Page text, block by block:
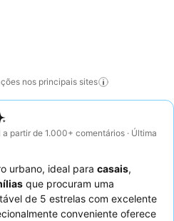
nos principais sites
partir de 1.000+ comentários · Última
urbano, ideal para casais,
que procuram uma
de 5 estrelas com excelente
conveniente oferece